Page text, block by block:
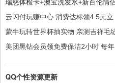
瑞慈体检卡+澳宝洗发水+新百伦情
云闪付玩赚中心 消费达标领4.5元立
蒙牛玩转世界杯抽实物 亲测吉祥毛
美团黑钻会员领免费保洁2小时 每年
QQ个性资源更新